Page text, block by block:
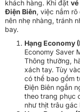
khách hàng. Khi đặt vé
Điện Biên, việc nắm
nên nhẹ nhàng, tránh
bay.
Hạng Economy
Economy Saver
Thông thường,
xách tay. Tùy
có thể bao gồm
Điện Biên ngắn
theo trang phục
như thịt trâu gác